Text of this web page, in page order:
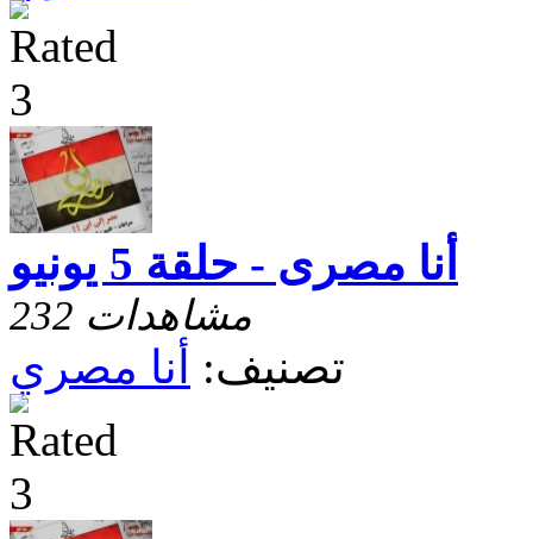
أنا مصرى - حلقة 5 يونيو
232 مشاهدات
تصنيف: أنا مصري